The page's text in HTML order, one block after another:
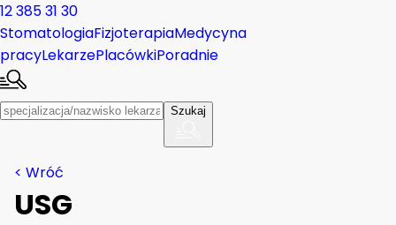
12 385 31 30
StomatologiaFizjoterapiaMedycyna
pracyLekarzePlacówkiPoradnie
Szukaj
< Wróć
USG